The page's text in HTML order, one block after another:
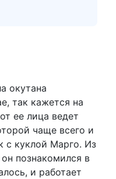
окутана
так кажется на
ее лица ведет
чаще всего и
с куклой Марго. Из
познакомился в
и работает